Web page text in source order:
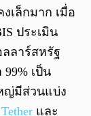
เล็กมาก เมื่อ
ประเมิน
ลาร์สหรัฐ
เป็น
ญ่มีส่วนแบ่ง
Tether และ